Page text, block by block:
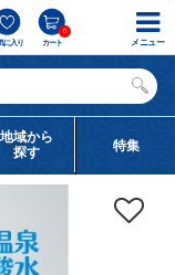
に入り カート
0
地域から
探す
特集
メニュー